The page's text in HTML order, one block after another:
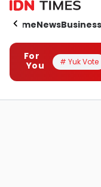
HomeNewsBusiness
For
You
# Yuk Vote